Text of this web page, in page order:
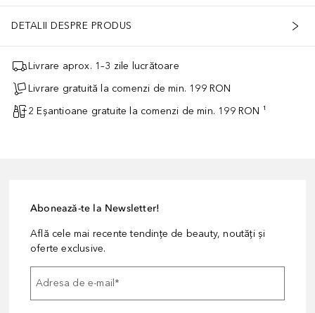
DETALII DESPRE PRODUS
Livrare aprox. 1–3 zile lucrătoare
Livrare gratuită la comenzi de min. 199 RON
2 Eșantioane gratuite la comenzi de min. 199 RON ¹
Abonează-te la Newsletter!
Află cele mai recente tendințe de beauty, noutăți și
oferte exclusive.
Adresa de e-mail*